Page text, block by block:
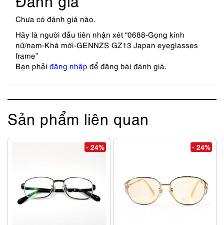
Chưa có đánh giá nào.
Hãy là người đầu tiên nhận xét “0688-Gọng kính
nữ/nam-Khá mới-GENNZS GZ13 Japan eyeglasses
frame”
Bạn phải đăng nhập để đăng bài đánh giá.
Sản phẩm liên quan
- 24% - 24%